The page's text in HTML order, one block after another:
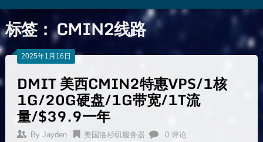
标签：CMIN2线路
2025年1月16日
DMIT 美西CMIN2特惠VPS/1核
1G/20G硬盘/1G带宽/1T流
量/$39.9一年
By Jayden 美国洛杉矶服务器 0 评论